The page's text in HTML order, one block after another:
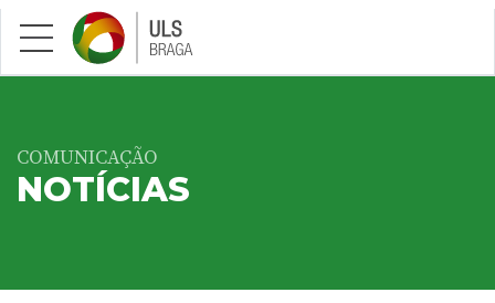
Saltar para conteúdo principal
COMUNICAÇÃO
NOTÍCIAS